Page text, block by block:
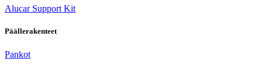
Alucar Support Kit
Päällerakenteet
Pankot